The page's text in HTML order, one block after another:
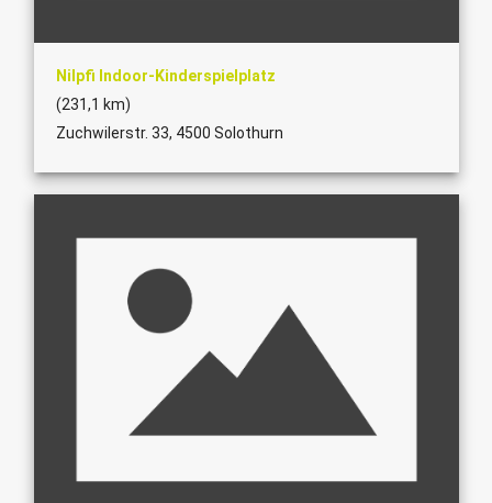
Nilpfi Indoor-Kinderspielplatz
(231,1 km)
Zuchwilerstr. 33, 4500 Solothurn